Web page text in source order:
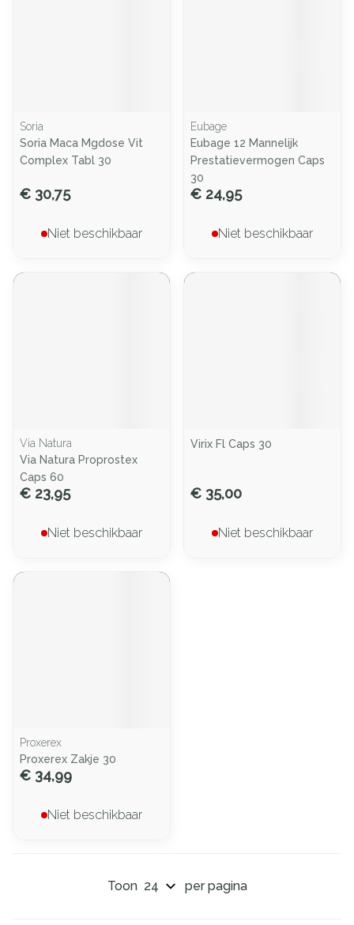
Soria
Soria Maca Mgdose Vit
Complex Tabl 30
€ 30,75
Niet beschikbaar
Eubage
Eubage 12 Mannelijk
Prestatievermogen Caps
30
€ 24,95
Niet beschikbaar
Via Natura
Via Natura Proprostex
Caps 60
€ 23,95
Niet beschikbaar
Virix Fl Caps 30
€ 35,00
Niet beschikbaar
Proxerex
Proxerex Zakje 30
€ 34,99
Niet beschikbaar
Toon per pagina